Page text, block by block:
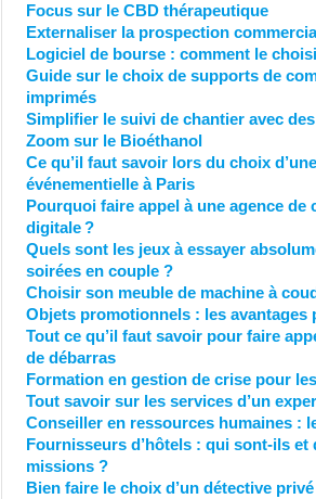
Focus sur le CBD thérapeutique
Externaliser la prospection
Logiciel de bourse : comment le
Guide sur le choix de supports de
imprimés
Simplifier le suivi de chantier avec
Zoom sur le Bioéthanol
Ce qu’il faut savoir lors du choix
événementielle à Paris
Pourquoi faire appel à une agence de
digitale ?
Quels sont les jeux à essayer
soirées en couple ?
Choisir son meuble de machine à
Objets promotionnels : les avantages
Tout ce qu’il faut savoir pour faire
de débarras
Formation en gestion de crise pour
Tout savoir sur les services d’un
Conseiller en ressources humaines :
Fournisseurs d’hôtels : qui sont-ils
missions ?
Bien faire le choix d’un détective privé